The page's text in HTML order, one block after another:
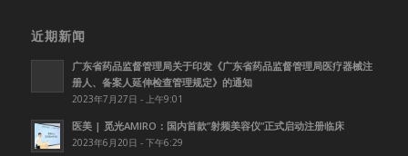
近期新闻
广东省药品监督管理局关于印发《广东省药品监督管理局医疗器械注
册人、备案人延伸检查管理规定》的通知
2023年7月27日 - 上午9:01
医美 | 觅光AMIRO：国内首款”射频美容仪”正式启动注册临床
2023年6月20日 - 下午6:29